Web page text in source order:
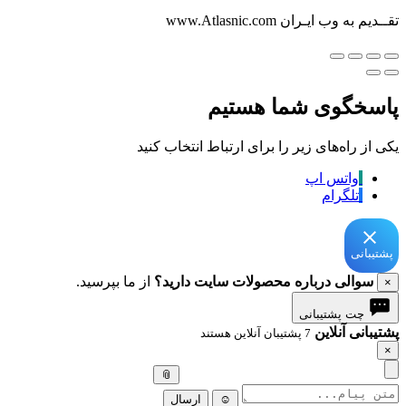
تقــدیم به وب ایـران www.Atlasnic.com
پاسخگوی شما هستیم
یکی از راه‌های زیر را برای ارتباط انتخاب کنید
واتس اپ
تلگرام
پشتیبانی
× سوالی درباره محصولات سایت دارید؟ از ما بپرسید.
چت پشتیبانی
پشتیبانی آنلاین 7 پشتیبان آنلاین هستند
×
📎
☺
ارسال